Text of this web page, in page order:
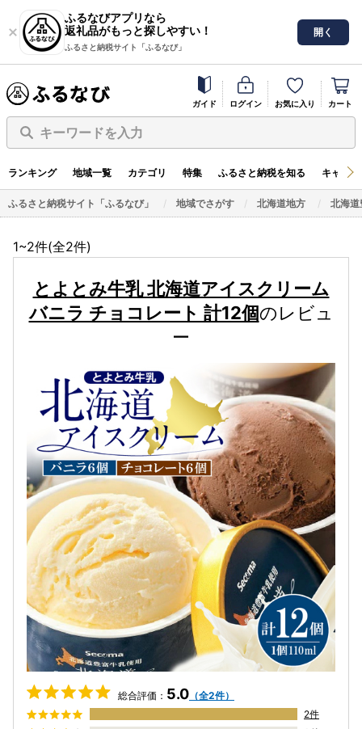
ふるなびアプリなら
返礼品がもっと探しやすい！
ふるさと納税サイト「ふるなび」
開く
ガイド ログイン お気に入り カート
キーワードを入力
ランキング 地域一覧 カテゴリ 特集 ふるさと納税を知る キャン
ふるさと納税サイト「ふるなび」 地域でさがす 北海道地方 北海道
1~2件(全2件)
とよとみ牛乳 北海道アイスクリーム
バニラ チョコレート 計12個のレビュ
ー
総合評価： 5.0 （全2件）
2件